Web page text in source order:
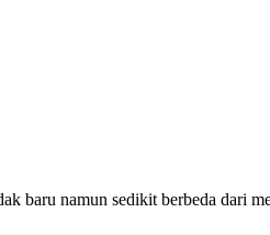
baru namun sedikit berbeda dari